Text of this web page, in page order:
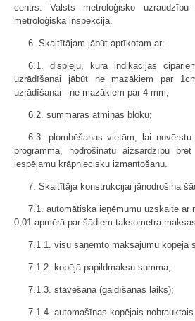
centrs. Valsts metroloģisko
metroloģiskā inspekcija.
6. Skaitītājam jābūt aprīkotam ar:
6.1. displeju, kura indikācijas
uzrādīšanai jābūt ne mazākiem par
uzrādīšanai - ne mazākiem par 4 mm;
6.2. summārās atmiņas bloku;
6.3. plombēšanas vietām, lai novērstu
programmā, nodrošinātu aizsardzību
iespējamu krāpniecisku izmantošanu.
7. Skaitītāja konstrukcijai jānodrošina
7.1. automātiska ieņēmumu uzskaite ar
0,01 apmērā par šādiem taksometra
7.1.1. visu saņemto maksājumu kopējā
7.1.2. kopējā papildmaksu summa;
7.1.3. stāvēšana (gaidīšanas laiks);
7.1.4. automašīnas kopējais